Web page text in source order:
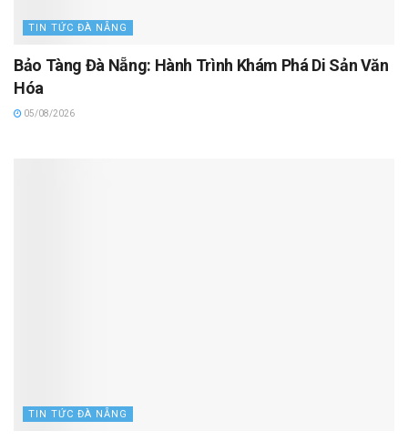
TIN TỨC ĐÀ NẴNG
Bảo Tàng Đà Nẵng: Hành Trình Khám Phá Di Sản Văn
Hóa
05/08/2026
TIN TỨC ĐÀ NẴNG